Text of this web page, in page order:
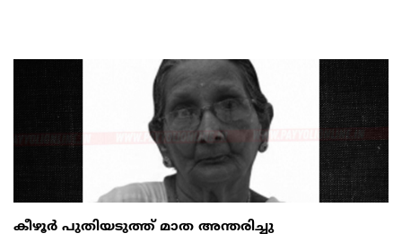
കീഴൂർ പുതിയടുത്ത് മാത അന്തരിച്ചു